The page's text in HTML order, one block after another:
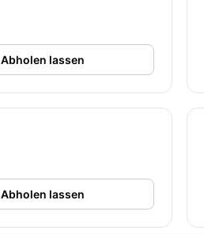
Abholen lassen
Abholen lassen